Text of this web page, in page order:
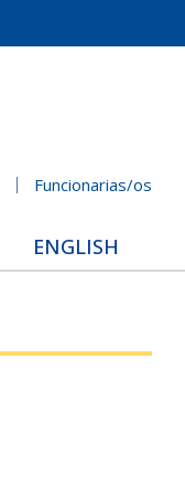
Funcionarias/os
ENGLISH